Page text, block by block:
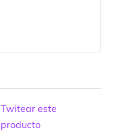
Twitear este
producto